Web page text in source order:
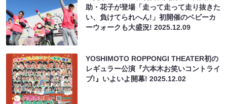
助・花子が登場「走って走って走り抜きた
い、負けてられへん!」初開催のベビーカ
ーウォークも大盛況!2025.12.09
YOSHIMOTO ROPPONGI THEATER初の
レギュラー公演『六本木お笑いコントライ
ブ!』いよいよ開幕!2025.12.02